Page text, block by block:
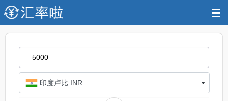
印度卢比 INR